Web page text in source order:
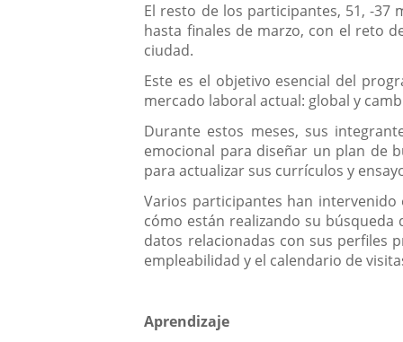
El resto de los participantes, 51, -37
hasta finales de marzo, con el reto
ciudad.
Este es el objetivo esencial del
mercado laboral actual: global y
Durante estos meses, sus
emocional para diseñar un plan de
para actualizar sus currículos y
Varios participantes han
cómo están realizando su
datos relacionadas con sus perfiles
empleabilidad y el calendario de
Aprendizaje